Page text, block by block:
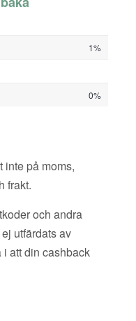
1%
0%
inte på moms,
frakt.
och andra
utfärdats av
att din cashback